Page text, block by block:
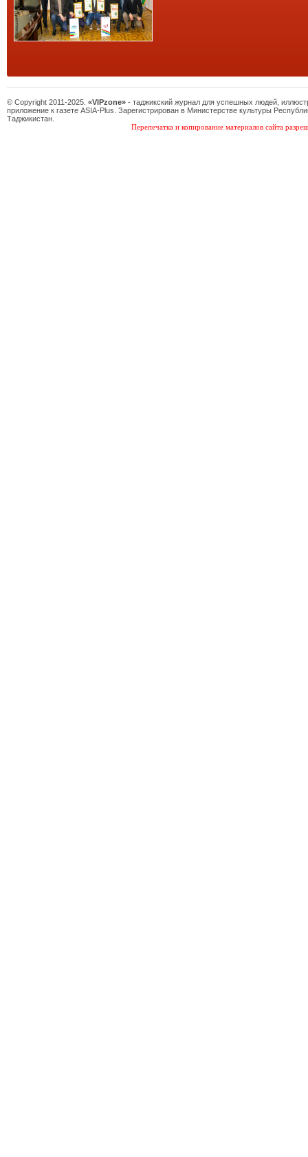
© Copyright 2011-2025. «VIPzone» - таджикский журнал для успешных людей,
приложение к газете ASIA-Plus. Зарегистрирован в Министерстве культуры
Таджикистан.
Перепечатка и копирование материалов сайта